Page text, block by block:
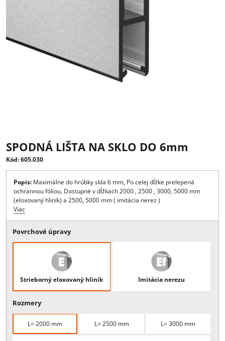
SPODNÁ LIŠTA NA SKLO DO 6mm
Kód: 605.030
Popis:
Maximálne do hrúbky skla 6 mm, Po celej dĺžke prelepená
ochrannou fóliou, Dostupné v dĺžkach 2000 , 2500 , 3000, 5000 mm
Povrchové úpravy
Strieborný eloxovaný hliník Imitácia nerezu